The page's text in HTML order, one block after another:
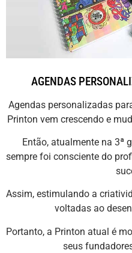
AGENDAS
Agendas personalizadas
Printon vem crescendo e
Então, atualmente na 3ª
sempre foi consciente do
Assim, estimulando a
voltadas ao
Portanto, a Printon atual é
seus